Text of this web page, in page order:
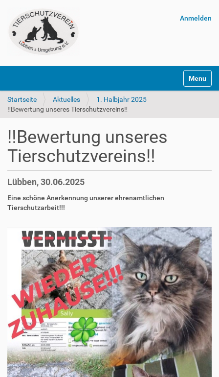
Anmelden
Startseite Aktuelles
1. Halbjahr 2025
‼Bewertung unseres Tierschutzvereins‼
‼Bewertung unseres
Tierschutzvereins‼
Lübben, 30.06.2025
Eine schöne Anerkennung unserer ehrenamtlichen
Tierschutzarbeit!!!